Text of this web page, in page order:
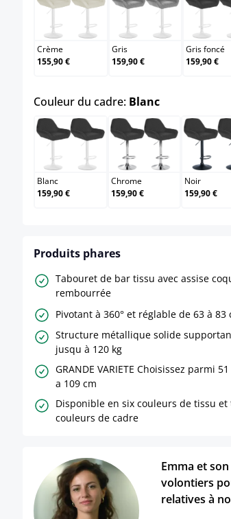
Crème
Crème
155,90 €
Gris
159,90 €
Gris foncé
159,90 €
Couleur du cadre: Blancselect
Blanc
159,90 €
Chrome
Chrome
159,90 €
Noir
159,90 €
Produits phares
Tabouret de bar tissu avec assise
rembourrée
Pivotant à 360° et réglable de 63 à 83
Structure métallique solide
jusqu à 120 kg
GRANDE VARIETE Choisissez parmi
a 109 cm
Disponible en six couleurs de tissu et
couleurs de cadre
Emma et
volontiers
relatives à